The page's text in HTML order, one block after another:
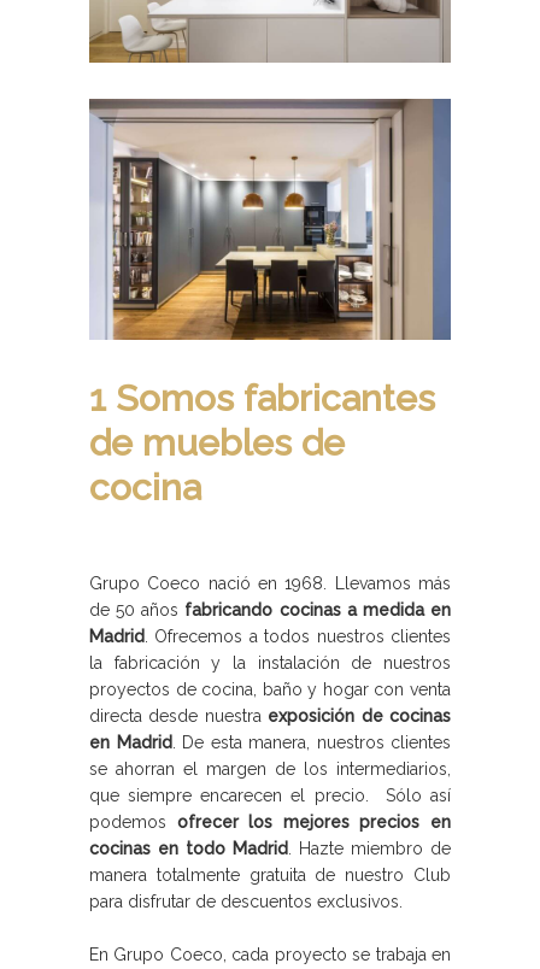
1 Somos fabricantes
de muebles de
cocina
Grupo Coeco nació en 1968. Llevamos más
de 50 años fabricando cocinas a medida en
Madrid
. Ofrecemos a todos nuestros clientes
la fabricación y la instalación de nuestros
proyectos de cocina, baño y hogar con venta
directa desde nuestra exposición de cocinas
en Madrid . De esta manera, nuestros clientes
se ahorran el margen de los intermediarios,
que siempre encarecen el precio. Sólo así
podemos ofrecer los mejores precios en
cocinas en todo Madrid
. Hazte miembro de
manera totalmente gratuita de nuestro Club
para disfrutar de descuentos exclusivos.
En Grupo Coeco, cada proyecto se trabaja en